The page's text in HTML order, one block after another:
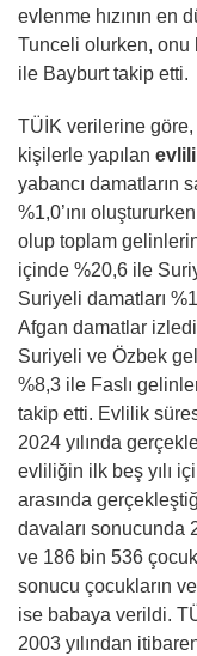
evlenme hızının en
Tunceli olurken, onu
ile Bayburt takip etti.
TÜİK verilerine
kişilerle yapılan
yabancı damatların
%1,0’ını
olup toplam
içinde %20,6 ile
Suriyeli damatları
Afgan damatlar
Suriyeli ve Özbek
%8,3 ile Faslı
takip etti. Evlilik
2024 yılında
evliliğin ilk beş yılı
arasında
davaları sonucunda
ve 186 bin 536
sonucu çocukların
ise babaya verildi.
2003 yılından